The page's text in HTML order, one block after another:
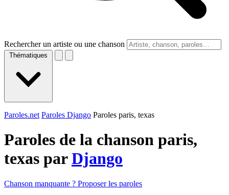
Rechercher un artiste ou une chanson
Thématiques
Paroles.net Paroles Django Paroles paris, texas
Paroles de la chanson paris,
texas parDjango
Chanson manquante ? Proposer les paroles